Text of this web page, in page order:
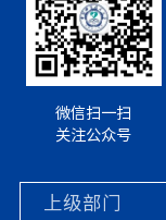
微信扫一扫
关注公众号